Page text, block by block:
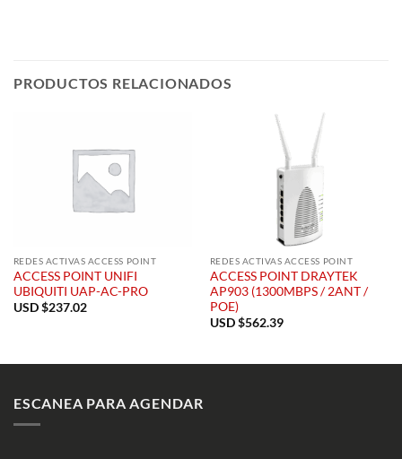
PRODUCTOS RELACIONADOS
REDES ACTIVAS ACCESS POINT
ACCESS POINT UNIFI
UBIQUITI UAP-AC-PRO
USD $237.02
REDES ACTIVAS ACCESS POINT
ACCESS POINT DRAYTEK
AP903 (1300MBPS / 2ANT /
POE)
USD $562.39
ESCANEA PARA AGENDAR